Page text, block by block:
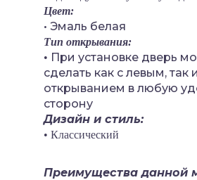
Цвет:
• Эмаль белая
Тип открывания:
• При установке дверь
сделать как с левым, так
открыванием в любую
сторону
Дизайн и стиль:
• Классический
Преимущества данной